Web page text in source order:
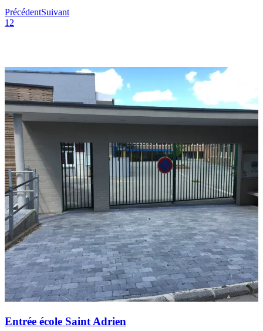
PrécédentSuivant
12
Entrée école Saint Adrien